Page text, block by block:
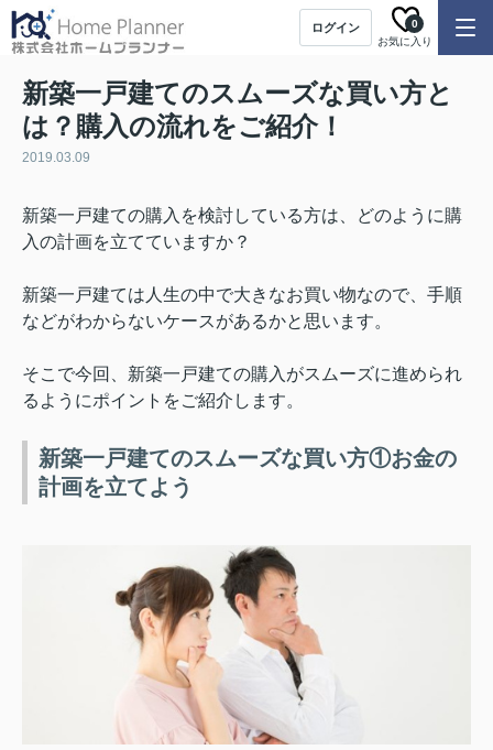
ログイン
お気に入り
0
新築一戸建てのスムーズな買い方と
は？購入の流れをご紹介！
2019.03.09
新築一戸建ての購入を検討している方は、どのように購
入の計画を立てていますか？
新築一戸建ては人生の中で大きなお買い物なので、手順
などがわからないケースがあるかと思います。
そこで今回、新築一戸建ての購入がスムーズに進められ
るようにポイントをご紹介します。
新築一戸建てのスムーズな買い方①お金の
計画を立てよう